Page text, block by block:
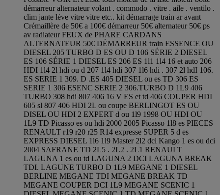
démarreur alternateur volant . commodo . vitre . aile . ventilo .
clim jante lève vitre vitre etc.. kit démarrage train ar avant
Crémaillère de 50€ a 100€ démarreur 50€ alternateur 50€ ps
av radiateur FEUX de PHARE CARDANS
ALTERNATEUR 50€ DÉMARREUR train ESSENCE OU
DIESEL 205 TURBO D ES OU D 106 SÉRIE 2 DIESEL
ES 106 SÉRIE 1 DIESEL ES 206 ES 1l1 1l4 16 et auto 206
HDI 1l4 2l hdi ou d 207 1l4 hdi 307 1l6 hdi . 307 2l hdI 106.
ES SERIE 1 309. D .ES 405 DIESEL ou es TD 306 ES
SERIE 1 306 ESENC SERIE 2 306.TURBO D 1L9 406
TURBO 308 hdi 807 406 16 V ES et td 406 COUPER HDI
605 sl 807 406 HDI 2L ou coupe BERLINGOT ES OU
DISEL OU HDI 2 EXPERT d ou 1l9 1998 OU HDI OU
1L9 TD Picasso es ou hdi 2000 2005 Picasso 1l8 es PIECES
RENAULT r19 r20 r25 R14 expresse SUPER 5 d es
EXPRESS DIESEL 1l6 1l9 Master 2l2 dci Kango 1 es ou dci
2004 SAFRANE TD 2L5 . 2L2 . 2L1 RENAULT
LAGUNA 1 es ou td LAGUNA 2 DCI LAGUNA BREAK
TDI. LAGUNE TURBO D 1L9 MEGANE 1 DIESEL
BERLINE MEGANE TDI MEGANE BREAK TD
MEGANE COUPER DCI 1L9 MEGANE SCENIC 1